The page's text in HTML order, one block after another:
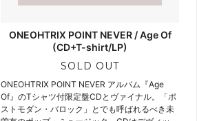
ONEOHTRIX POINT NEVER / Age Of
(CD+T-shirt/LP)
SOLD OUT
ONEOHTRIX POINT NEVER アルバム『Age
Of』のTシャツ付限定盤CDとヴァイナル。「ポ
ストモダン・バロック」とでも呼ばれるべき未